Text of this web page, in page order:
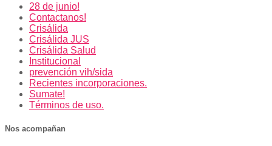
28 de junio!
Contactanos!
Crisálida
Crisálida JUS
Crisálida Salud
Institucional
prevención vih/sida
Recientes incorporaciones.
Sumate!
Términos de uso.
Nos acompañan